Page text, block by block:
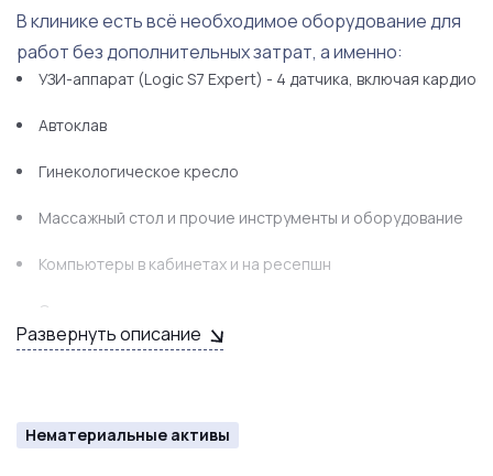
В клинике есть всё необходимое оборудование для
работ без дополнительных затрат, а именно:
УЗИ-аппарат (Logic S7 Expert) - 4 датчика, включая кардио
Автоклав
Гинекологическое кресло
Массажный стол и прочие инструменты и оборудование
Компьютеры в кабинетах и на ресепшн
Сервер
Система IP-телефонии ( 1 телефон для респшен)
Медицинская мебель
Развернуть описание
Нематериальные активы